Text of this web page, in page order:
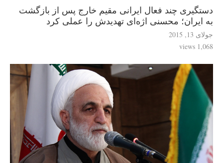
دستگیری چند فعال ایرانی مقیم خارج پس از بازگشت
به ایران؛ محسنی اژه‌ای تهدیدش را عملی کرد
جولای 13, 2015
1,068